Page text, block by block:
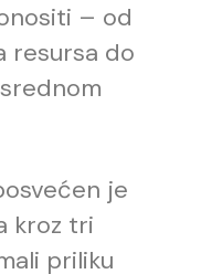
– od
resursa do
je
kroz tri
priliku